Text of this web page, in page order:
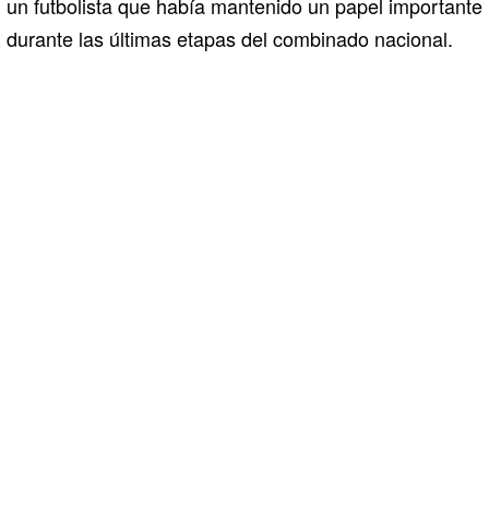
durante las últimas etapas del combinado nacional.